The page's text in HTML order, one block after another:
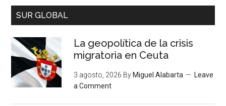
SUR GLOBAL
La geopolítica de la crisis
migratoria en Ceuta
3 agosto, 2026 By Miguel Alabarta
Leave
a Comment